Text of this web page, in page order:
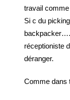
travail comme
Si c du
backpacker….
réceptioniste
déranger.
Comme dans